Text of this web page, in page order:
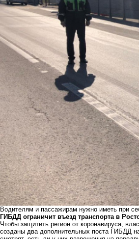
Водителям и пассажирам нужно иметь при
ГИБДД ограничит въезд транспорта в
Чтобы защитить регион от коронавируса,
созданы два дополнительных поста ГИБДД